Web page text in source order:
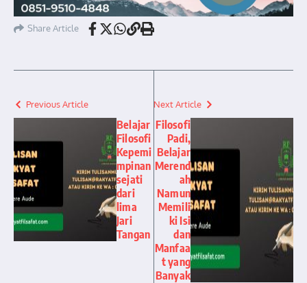
Share Article
Previous Article
Belajar
Filosofi
Kepemi
mpinan
sejati
dari
lima
Jari
Tangan
Next Article
Filosofi
Padi,
Belajar
Merend
ah
Namun
Memili
ki Isi
dan
Manfaa
t yang
Banyak